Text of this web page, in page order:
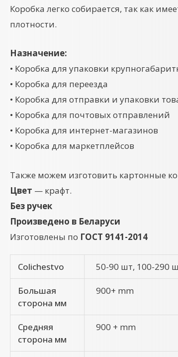
Коробка легко собирается, так как
плотности.
Назначение:
• Коробка для упаковки
• Коробка для переезда
• Коробка для отправки и упаковки
• Коробка для почтовых отправлений
• Коробка для интернет-магазинов
• Коробка для маркетплейсов
Также можем изготовить картонные
Цвет — крафт.
Без ручек
Произведено в Беларуси
Изготовлены по ГОСТ 9141-2014
Colichestvo 50-90 шт, 100-290
Большая
сторона мм
900+ mm
Средняя
сторона мм
900 + mm